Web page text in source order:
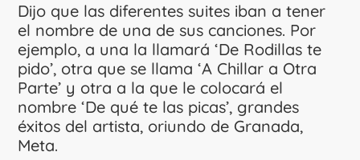
Dijo que las diferentes suites iban a tener
el nombre de una de sus canciones. Por
ejemplo, a una la llamará ‘De Rodillas te
pido’, otra que se llama ‘A Chillar a Otra
Parte’ y otra a la que le colocará el
nombre ‘De qué te las picas’, grandes
éxitos del artista, oriundo de Granada,
Meta.